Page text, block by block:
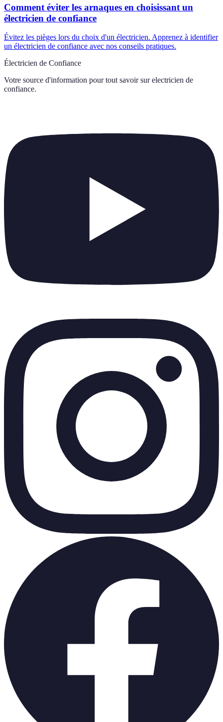
Comment éviter les arnaques en choisissant un
électricien de confiance
Évitez les pièges lors du choix d'un électricien. Apprenez à identifier
un électricien de confiance avec nos conseils pratiques.
Électricien de Confiance
Votre source d'information pour tout savoir sur electricien de
confiance.